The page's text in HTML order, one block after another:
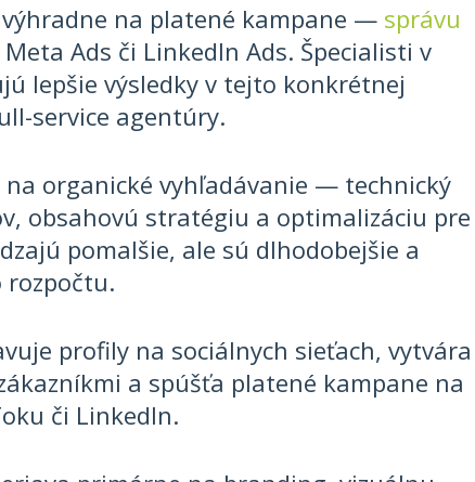
na platené kampane — správu
Ads či LinkedIn Ads. Špecialisti v
lepšie výsledky v tejto konkrétnej
service agentúry.
organické vyhľadávanie — technický
obsahovú stratégiu a optimalizáciu pre
pomalšie, ale sú dlhodobejšie a
rozpočtu.
profily na sociálnych sieťach, vytvára
a spúšťa platené kampane na
či LinkedIn.